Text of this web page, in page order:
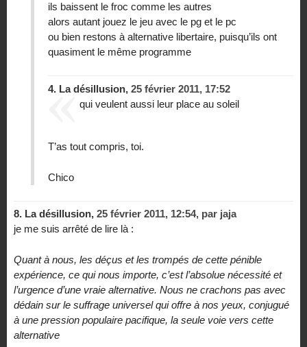
ils baissent le froc comme les autres
alors autant jouez le jeu avec le pg et le pc
ou bien restons à alternative libertaire, puisqu’ils ont
quasiment le même programme
4. La désillusion, 25 février 2011, 17:52
qui veulent aussi leur place au soleil
T’as tout compris, toi.
Chico
8. La désillusion, 25 février 2011, 12:54, par jaja
je me suis arrêté de lire là :
Quant à nous, les déçus et les trompés de cette pénible
expérience, ce qui nous importe, c’est l’absolue nécessité et
l’urgence d’une vraie alternative. Nous ne crachons pas avec
dédain sur le suffrage universel qui offre à nos yeux, conjugué
à une pression populaire pacifique, la seule voie vers cette
alternative